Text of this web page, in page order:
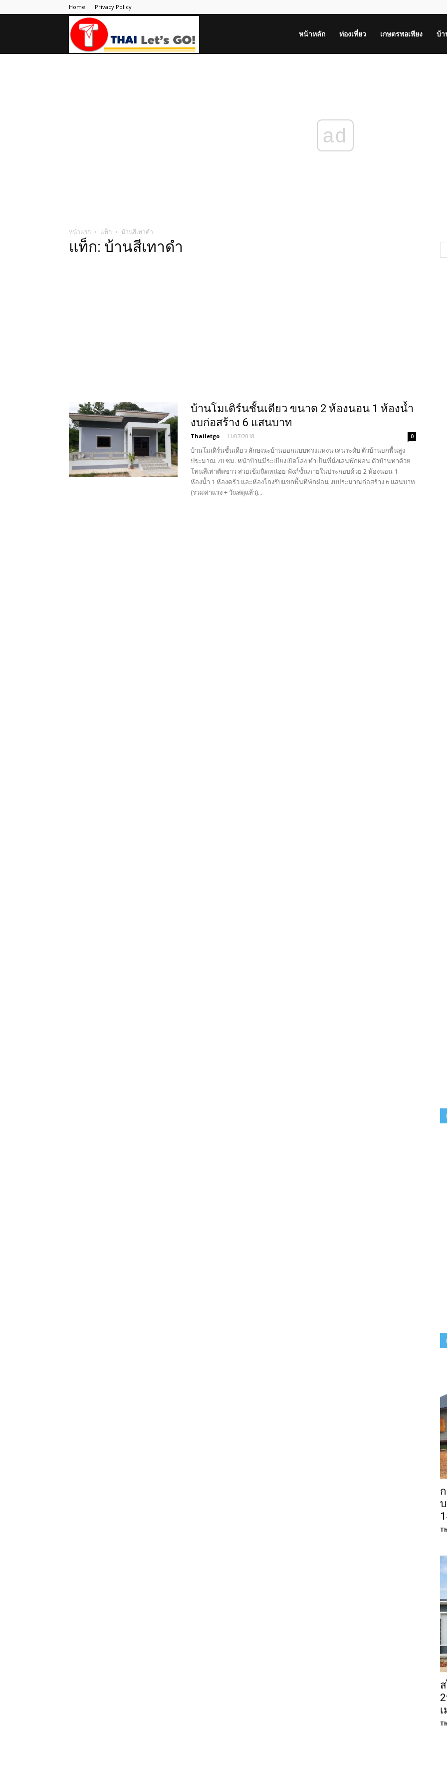
Home Privacy Policy
หน้าหลัก ท่องเที่ยว เกษตรพอเพียง บ้
ad
หน้าแรก แท็ก บ้านสีเทาดํา
แท็ก: บ้านสีเทาดํา
บ้านโมเดิร์นชั้นเดียว ขนาด 2 ห้องนอน 1 ห้องน้ำ
งบก่อสร้าง 6 แสนบาท
Thailetgo - 11/07/2018 0
บ้านโมเดิร์นชั้นเดียว ลักษณะบ้านออกแบบทรงแหงน เล่นระดับ ตัวบ้านยกพื้นสูง
ประมาณ 70 ซม. หน้าบ้านมีระเบียงเปิดโล่ง ทำเป็นที่นั่งเล่นพักผ่อน ตัวบ้านทาด้วย
โทนสีเท่าตัดขาว สวยเข้มนิดหน่อย ฟังก์ชั้นภายในประกอบด้วย 2 ห้องนอน 1
ห้องน้ำ 1 ห้องครัว และห้องโถงรับแขกพื้นที่พักผ่อน งบประมาณก่อสร้าง 6 แสนบาท
(รวมค่าแรง + วันสดุแล้ว)...